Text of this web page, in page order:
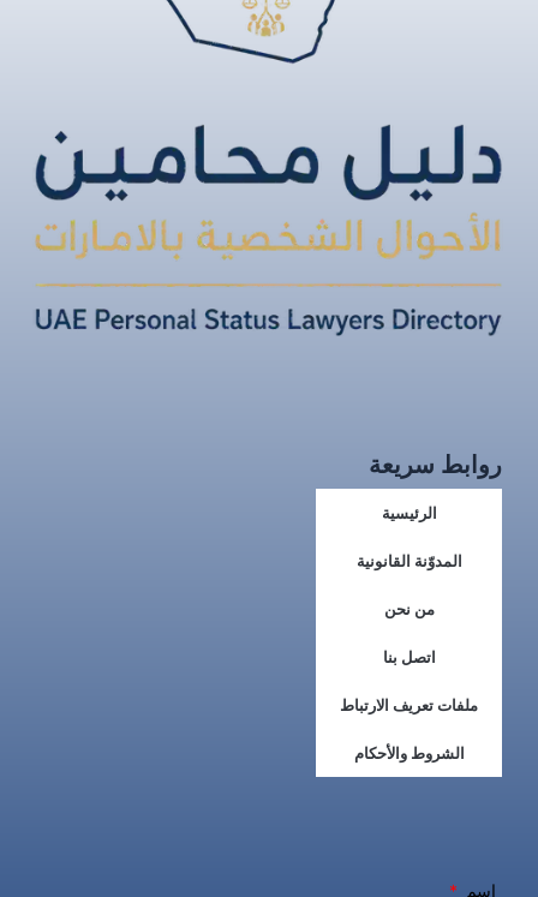
روابط سريعة
الرئيسية
المدوّنة القانونية
من نحن
اتصل بنا
ملفات تعريف الارتباط
الشروط والأحكام
اسم